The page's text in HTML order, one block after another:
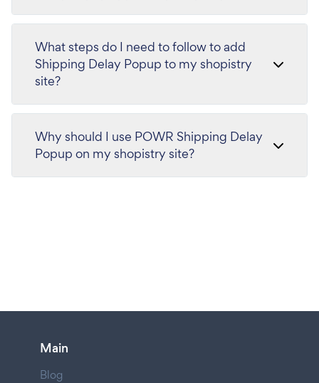
What steps do I need to follow to add
Shipping Delay Popup to my shopistry
site?
Why should I use POWR Shipping Delay
Popup on my shopistry site?
Main
Blog